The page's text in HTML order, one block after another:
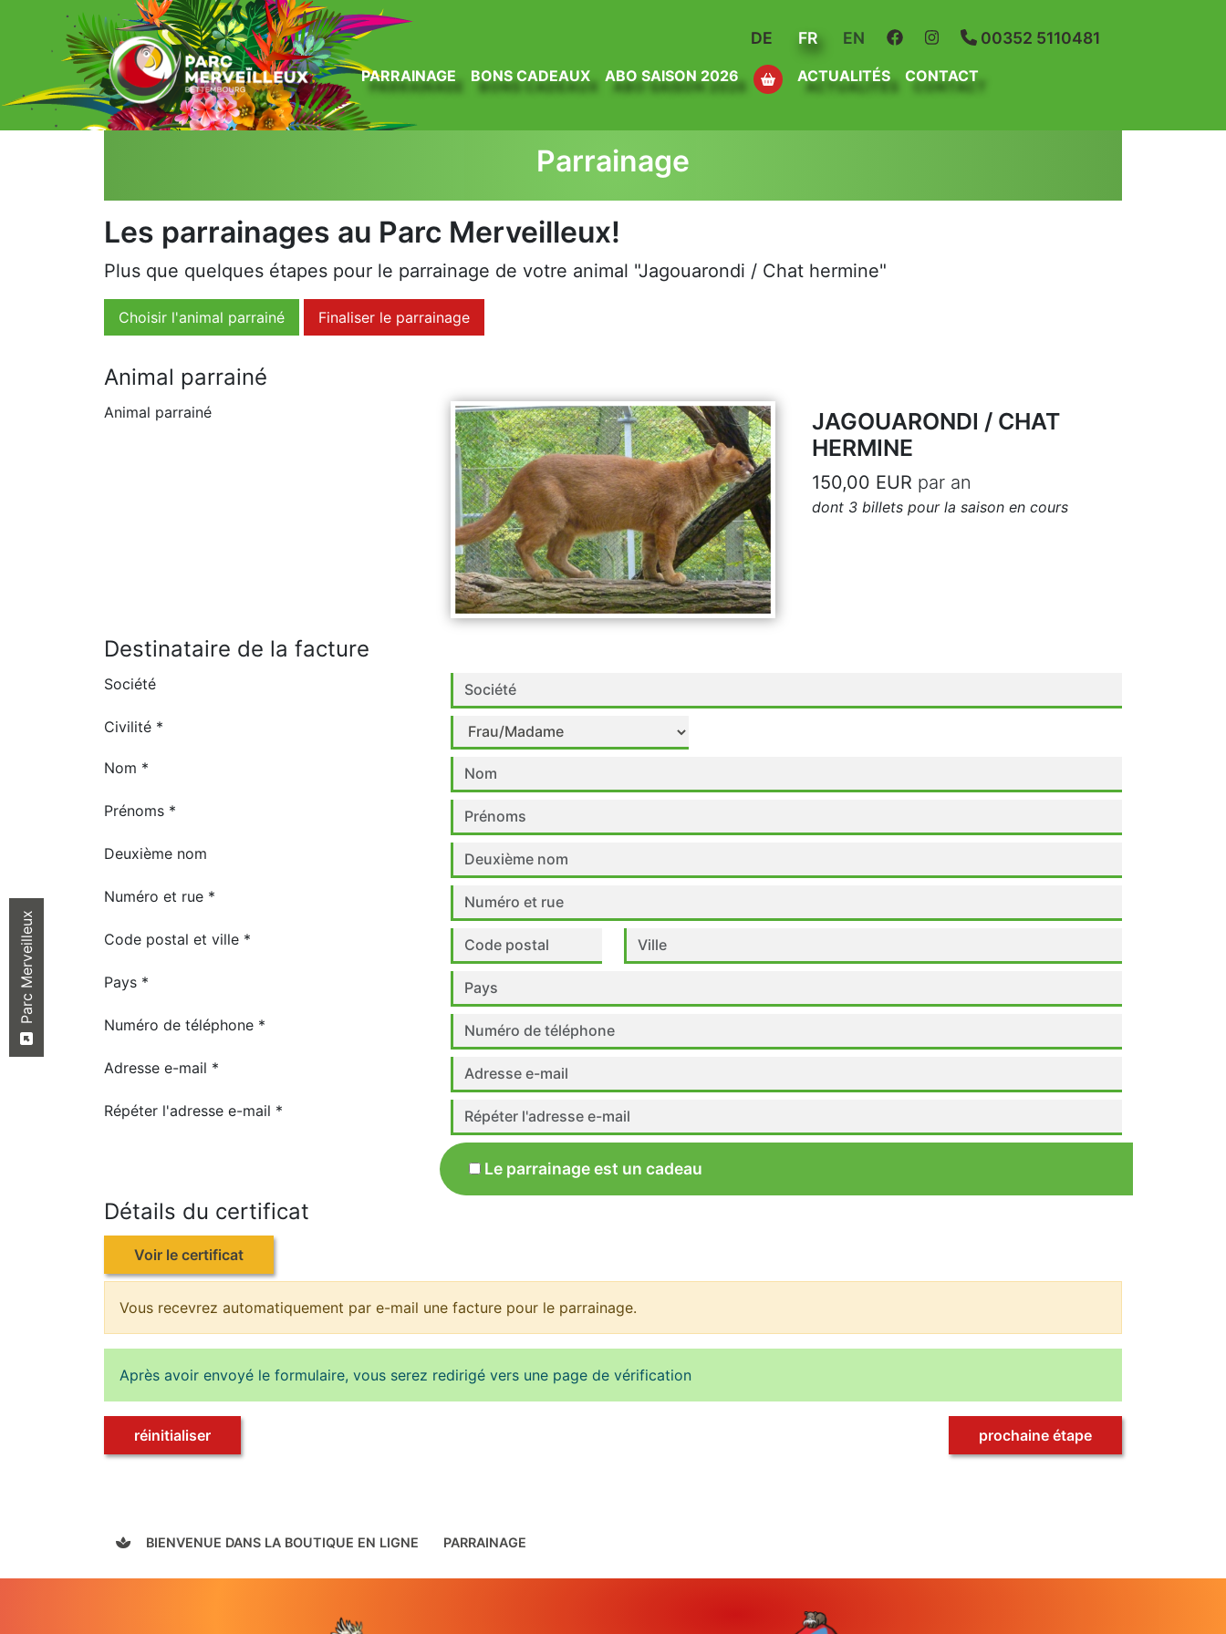
zum Inhalt
DE FR EN 00352 5110481
PARRAINAGE BONS CADEAUX ABO SAISON 2026 ACTUALITÉS CONTACT
Parrainage
Les parrainages au Parc Merveilleux!
Plus que quelques étapes pour le parrainage de votre animal "Jagouarondi / Chat hermine"
Choisir l'animal parrainé Finaliser le parrainage
Animal parrainé
Animal parrainé
JAGOUARONDI / CHAT
HERMINE
150,00 EUR par an
dont 3 billets pour la saison en cours
Destinataire de la facture
Société
Civilité *
Nom *
Prénoms *
Deuxième nom
Numéro et rue *
Code postal et ville *
Pays *
Numéro de téléphone *
Adresse e-mail *
Répéter l'adresse e-mail *
Le parrainage est un cadeau
Détails du certificat
Voir le certificat
Vous recevrez automatiquement par e-mail une facture pour le parrainage.
Après avoir envoyé le formulaire, vous serez redirigé vers une page de vérification
réinitialiser prochaine étape
BIENVENUE DANS LA BOUTIQUE EN LIGNE PARRAINAGE
Parc Merveilleux